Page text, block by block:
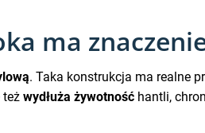
ma
. Taka konstrukcja ma realne
też wydłuża żywotność hantli,